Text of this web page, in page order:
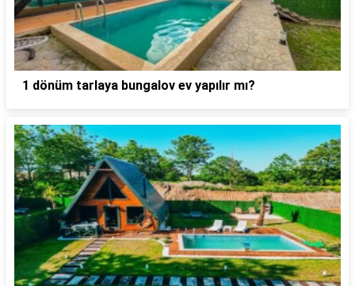
1 dönüm tarlaya bungalov ev yapılır mı?